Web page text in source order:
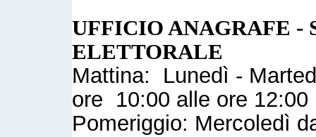
UFFICIO ANAGRAFE -
ELETTORALE
Mattina: Lunedì -
ore 10:00 alle ore 12:00
Pomeriggio: Mercoledì